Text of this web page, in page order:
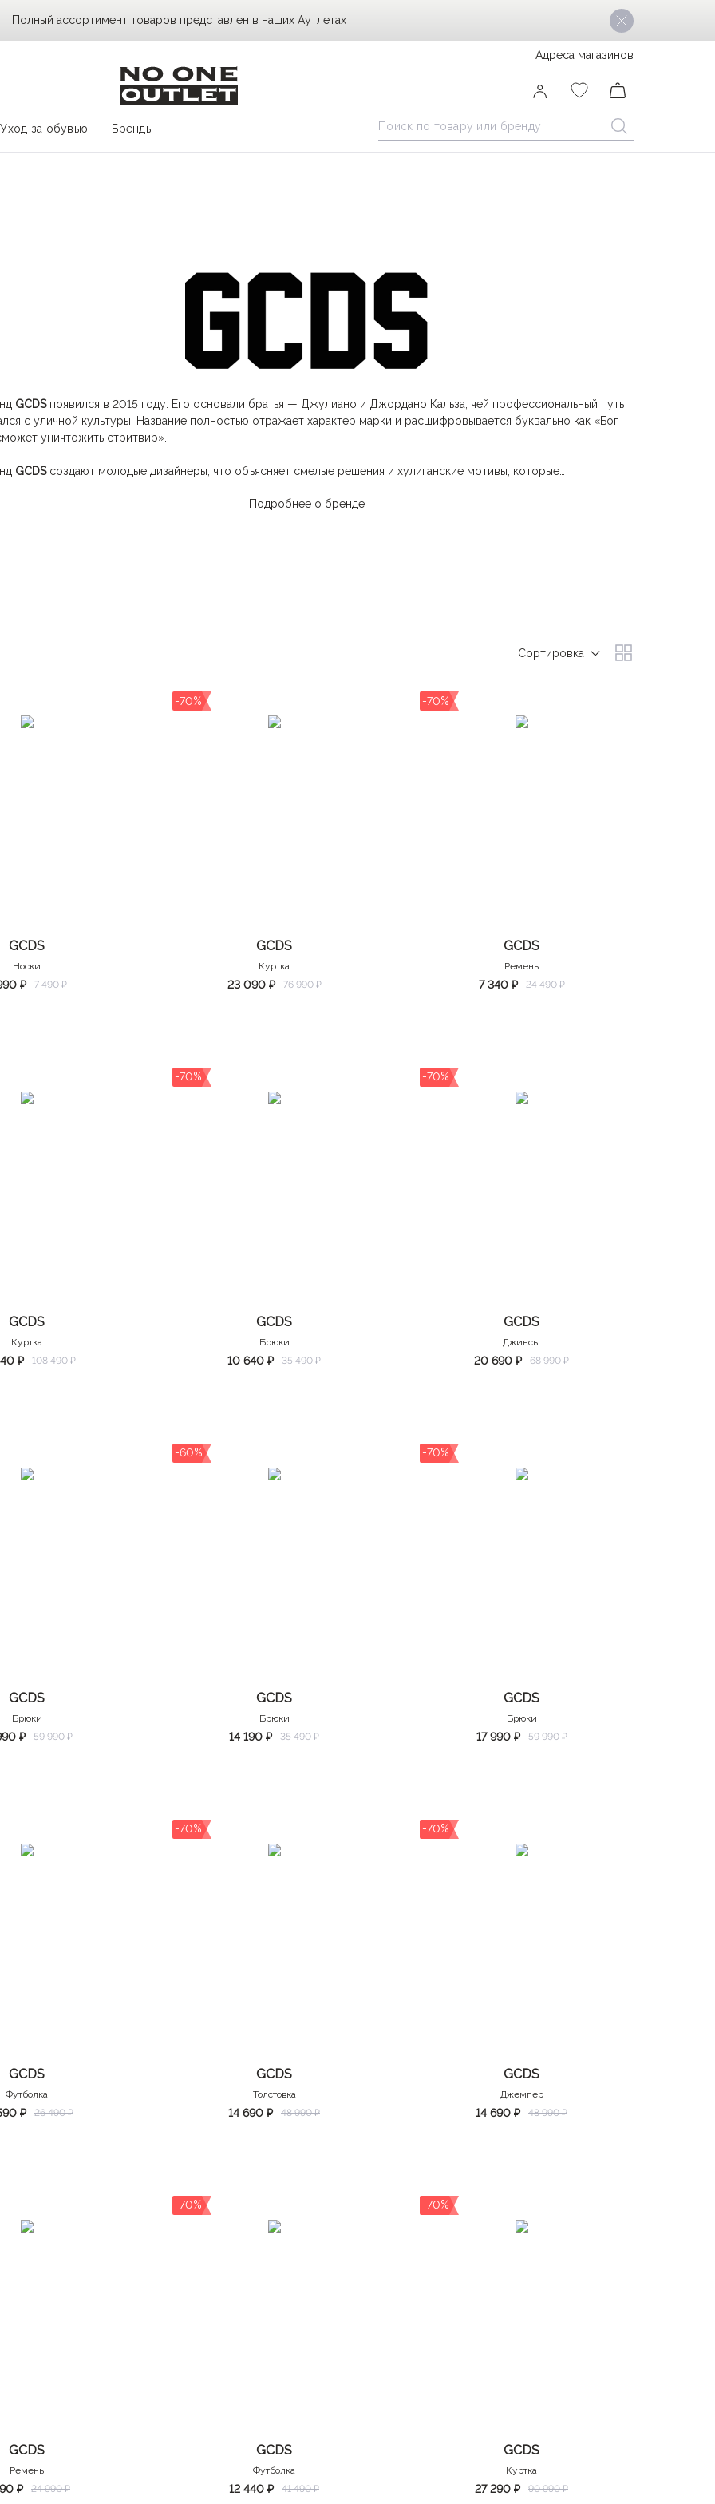
GCDSпоявился в 2015 году. Его основали братья — Джулиано и Джордано Кальза, чей профессиональный путь
с уличной культуры. Название полностью отражает характер марки и расшифровывается буквально как «Бог
уничтожить стритвир».
GCDSсоздают молодые дизайнеры, что объясняет смелые решения и хулиганские мотивы, которые
Подробнее о бренде
Сортировка
GCDS
Носки
₽ 7 490 ₽
-70%
GCDS
Куртка
23 090 ₽ 76 990 ₽
-70%
GCDS
Ремень
7 340 ₽ 24 490 ₽
GCDS
Куртка
₽ 108 490 ₽
-70%
GCDS
Брюки
10 640 ₽ 35 490 ₽
-70%
GCDS
Джинсы
20 690 ₽ 68 990 ₽
GCDS
Брюки
₽ 59 990 ₽
-60%
GCDS
Брюки
14 190 ₽ 35 490 ₽
-70%
GCDS
Брюки
17 990 ₽ 59 990 ₽
GCDS
Футболка
₽ 26 490 ₽
-70%
GCDS
Толстовка
14 690 ₽ 48 990 ₽
-70%
GCDS
Джемпер
14 690 ₽ 48 990 ₽
GCDS
Ремень
₽ 24 990 ₽
-70%
GCDS
Футболка
12 440 ₽ 41 490 ₽
-70%
GCDS
Куртка
27 290 ₽ 90 990 ₽
Полный ассортимент товаров представлен в наших Аутлетах
Адреса магазинов
Уход за обувью Бренды